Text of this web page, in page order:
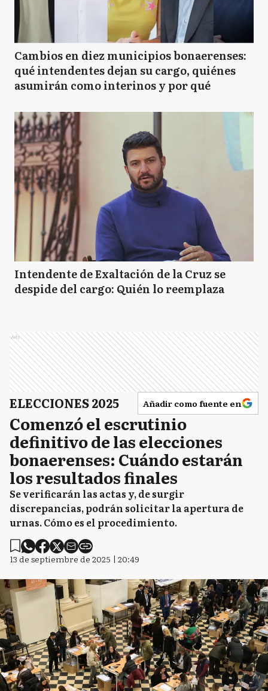
Cambios en diez municipios bonaerenses:
qué intendentes dejan su cargo, quiénes
asumirán como interinos y por qué
Intendente de Exaltación de la Cruz se
despide del cargo: Quién lo reemplaza
Ads
ELECCIONES 2025 Añadir como fuente en
Comenzó el escrutinio
definitivo de las elecciones
bonaerenses: Cuándo estarán
los resultados finales
Se verificarán las actas y, de surgir
discrepancias, podrán solicitar la apertura de
urnas. Cómo es el procedimiento.
13 de septiembre de 2025 | 20:49